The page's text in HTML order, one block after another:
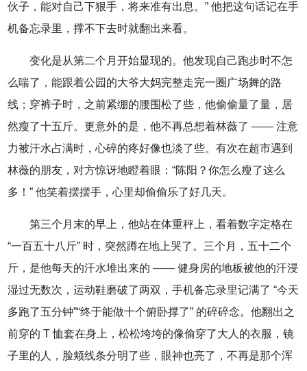
伙子，能对自己下狠手，将来准有出息。” 他把这句话记在手
机备忘录里，撑不下去时就翻出来看。
变化是从第二个月开始显现的。他发现自己跑步时不怎
么喘了，能跟着公园的大爷大妈完整走完一圈广场舞的路
线；穿裤子时，之前紧绷的腰围松了些，他偷偷量了量，居
然瘦了十五斤。更意外的是，他不再总想着林薇了 —— 注意
力被汗水占满时，心碎的疼好像也淡了些。有次在超市遇到
林薇的朋友，对方惊讶地瞪着眼：“陈阳？你怎么瘦了这么
多！” 他笑着摆摆手，心里却偷偷乐了好几天。
第三个月末的早上，他站在体重秤上，看着数字定格在
“一百五十八斤” 时，突然蹲在地上哭了。三个月，五十二个
斤，是他每天的汗水堆出来的 —— 健身房的地板被他的汗浸
湿过无数次，运动鞋磨破了两双，手机备忘录里记满了 “今天
多跑了五分钟”“终于能做十个俯卧撑了” 的碎碎念。他翻出之
前穿的 T 恤套在身上，松松垮垮的像偷穿了大人的衣服，镜
子里的人，脸颊线条分明了些，眼神也亮了，不再是那个浑